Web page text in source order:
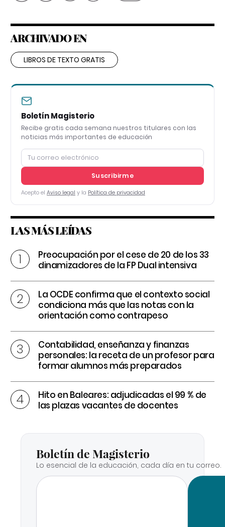
ARCHIVADO EN
LIBROS DE TEXTO GRATIS
Boletín Magisterio
Recibe gratis cada semana nuestros titulares con las
noticias más importantes de educación
Suscribirme
Acepto el Aviso legal y la Política de privacidad
LAS MÁS LEÍDAS
Preocupación por el cese de 20 de los 33
dinamizadores de la FP Dual intensiva
La OCDE confirma que el contexto social
condiciona más que las notas con la
orientación como contrapeso
Contabilidad, enseñanza y finanzas
personales: la receta de un profesor para
formar alumnos más preparados
Hito en Baleares: adjudicadas el 99 % de
las plazas vacantes de docentes
Boletín de Magisterio
Lo esencial de la educación, cada día en tu correo.